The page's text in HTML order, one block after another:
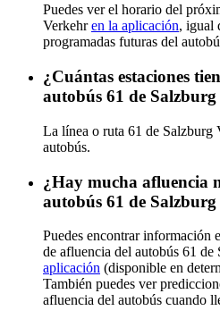
Puedes ver el horario del
Verkehren la aplicación, igual
programadas futuras del
¿Cuántas estaciones
autobús 61 de
La línea o ruta 61 de Salzburg
autobús.
¿Hay mucha afluencia
autobús 61 de
Puedes encontrar información
de afluencia del autobús 61 de
aplicación (disponible en
También puedes ver
afluencia del autobús cuando